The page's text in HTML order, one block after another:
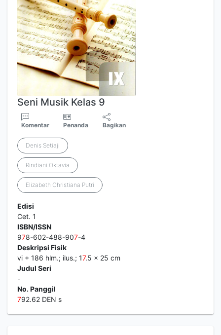
Seni Musik Kelas 9
Komentar Penanda Bagikan
Denis Setiaji
Rindiani Oktavia
Elizabeth Christiana Putri
Edisi
Cet. 1
ISBN/ISSN
978-602-488-907-4
Deskripsi Fisik
vi + 186 hlm.; ilus.; 17.5 x 25 cm
Judul Seri
-
No. Panggil
792.62 DEN s